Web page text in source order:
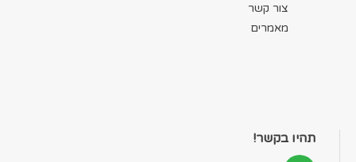
צור קשר
מאמרים
תהיו בקשר!